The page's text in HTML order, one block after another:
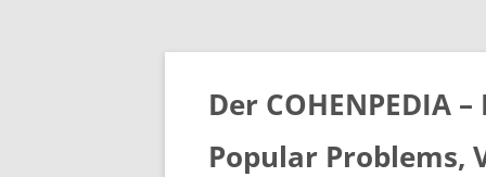
Der COHENPEDIA
Popular Problems,